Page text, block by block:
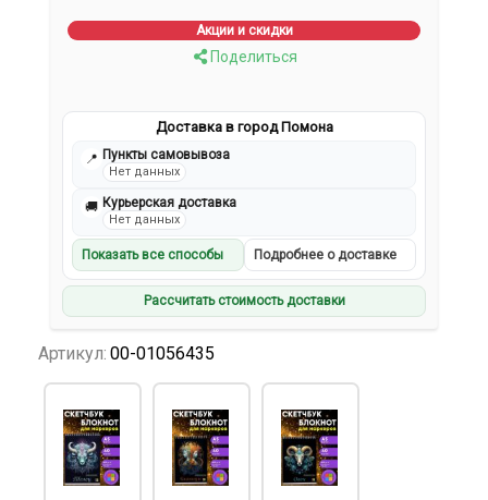
Акции и скидки
Поделиться
Доставка в город Помона
📍 Пункты самовывоза
Нет данных
🚚 Курьерская доставка
Нет данных
Показать все способы Подробнее о доставке
Рассчитать стоимость доставки
Артикул: 00-01056435